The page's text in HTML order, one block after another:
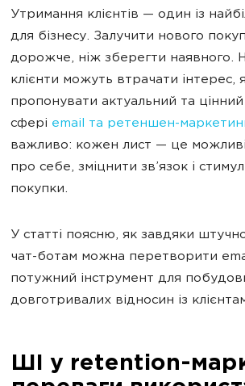
Утримання клієнтів — один із
для бізнесу. Залучити нового
дорожче, ніж зберегти наявного.
клієнти можуть втрачати інтерес,
пропонувати актуальний та
сфері email та ретеншен-
важливо: кожен лист — це
про себе, зміцнити зв’язок і
покупки.
У статті поясню, як завдяки
чат-ботам можна перетворити
потужний інструмент для
довготривалих відносин із
ШІ у retention-